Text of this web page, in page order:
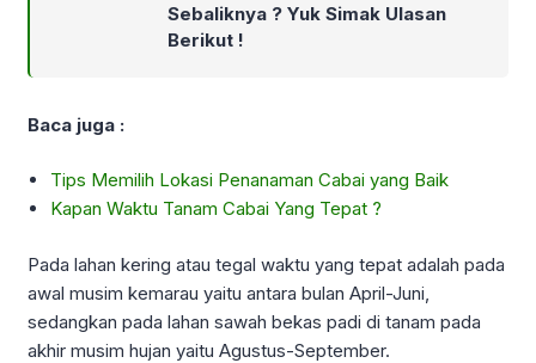
Sebaliknya ? Yuk Simak Ulasan
Berikut !
Baca juga :
Tips Memilih Lokasi Penanaman Cabai yang Baik
Kapan Waktu Tanam Cabai Yang Tepat ?
Pada lahan kering atau tegal waktu yang tepat adalah pada
awal musim kemarau yaitu antara bulan April-Juni,
sedangkan pada lahan sawah bekas padi di tanam pada
akhir musim hujan yaitu Agustus-September.